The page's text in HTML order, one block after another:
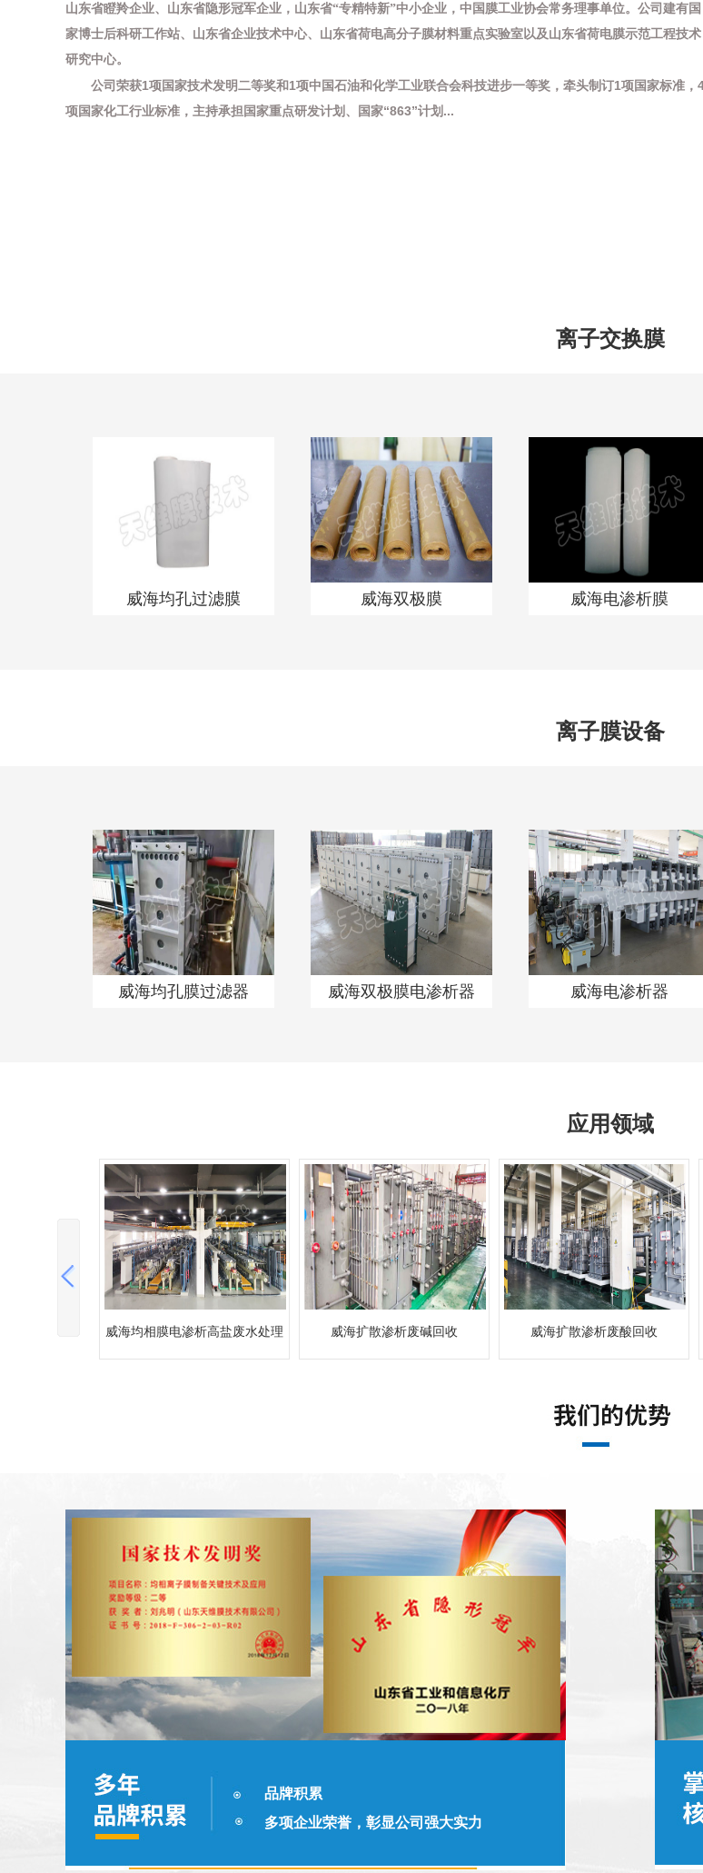
山东省瞪羚企业、山东省隐形冠军企业，山东省“专精特新”中小企业，中国膜工业协会常务理事单位。公司建有国
家博士后科研工作站、山东省企业技术中心、山东省荷电高分子膜材料重点实验室以及山东省荷电膜示范工程技术
研究中心。
公司荣获1项国家技术发明二等奖和1项中国石油和化学工业联合会科技进步一等奖 ，牵头制订1项国家标准 ，
项国家化工行业标准 ，主持承担国家重点研发计划 、 国家“863”计划 ...
离子交换膜
威海均孔过滤膜 威海双极膜 威海电渗析膜
离子膜设备
威海均孔膜过滤器 威海双极膜电渗析器 威海电渗析器
应用领域
威海扩散渗析废碱回收 威海扩散渗析废酸回收 威海均相膜集成应用
品牌积累
多项企业荣誉，彰显公司强大实力